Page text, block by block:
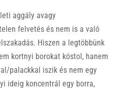
aggály avagy
felvetés és nem is a való
Hiszen a legtöbbünk
kortnyi borokat kóstol, hanem
palackkal iszik és nem egy
ideig koncentrál egy borra,